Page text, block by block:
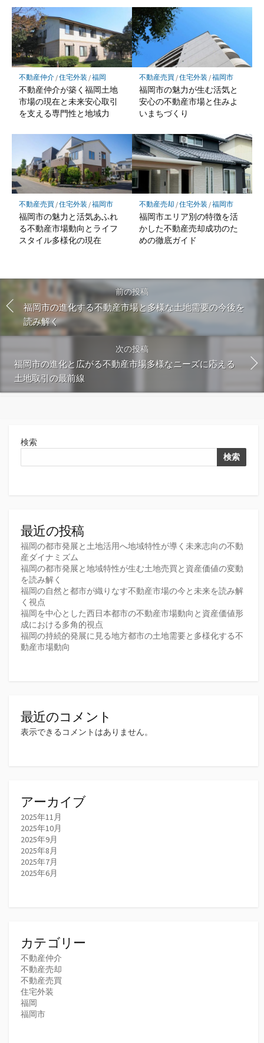
不動産仲介/住宅外装 /福岡
不動産仲介が築く福岡土地
市場の現在と未来安心取引
を支える専門性と地域力
不動産売買 /住宅外装 /福岡市
福岡市の魅力が生む活気と
安心の不動産市場と住みよ
いまちづくり
不動産売買 /住宅外装 /福岡市
福岡市の魅力と活気あふれ
る不動産市場動向とライフ
スタイル多様化の現在
不動産売却 /住宅外装 /福岡市
福岡市エリア別の特徴を活
かした不動産売却成功のた
めの徹底ガイド
前の投稿
福岡市の進化する不動産市場と多様な土地需要の今後を
読み解く
次の投稿
福岡市の進化と広がる不動産市場多様なニーズに応える
土地取引の最前線
検索
検索
最近の投稿
福岡の都市発展と土地活用へ地域特性が導く未来志向の不動
産ダイナミズム
福岡の都市発展と地域特性が生む土地売買と資産価値の変動
を読み解く
福岡の自然と都市が織りなす不動産市場の今と未来を読み解
く視点
福岡を中心とした西日本都市の不動産市場動向と資産価値形
成における多角的視点
福岡の持続的発展に見る地方都市の土地需要と多様化する不
動産市場動向
最近のコメント
表示できるコメントはありません。
アーカイブ
2025年11月
2025年10月
2025年9月
2025年8月
2025年7月
2025年6月
カテゴリー
不動産仲介
不動産売却
不動産売買
住宅外装
福岡
福岡市